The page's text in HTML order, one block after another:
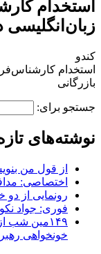
استخدام
کندو
استخدام
بازرگانی
جستجو برای:
نوشته‌های
از قول من
اختصاصی:
رونمایی از
فوری: جواد
۱۴۹مین
خونخواهی